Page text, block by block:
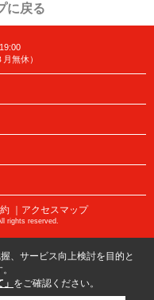
に戻る
無休）
｜アクセスマップ
rights reserved.
、サービス向上検討を目的と
をご確認ください。